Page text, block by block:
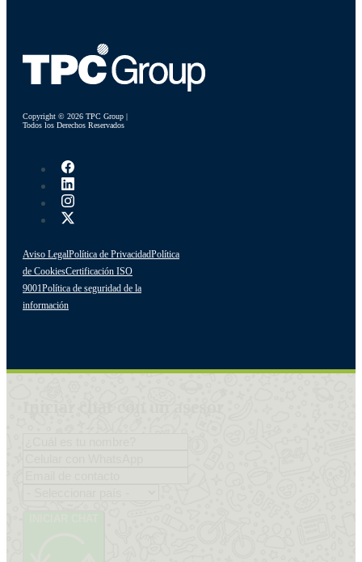
Copyright © 2026 TPC Group |
Todos los Derechos Reservados
Aviso LegalPolítica de PrivacidadPolítica
de CookiesCertificación ISO
9001Política de seguridad de la
información